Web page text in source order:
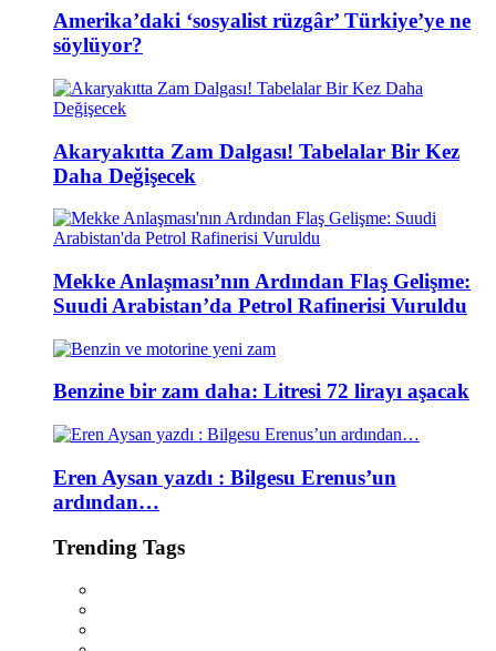
Amerika’daki ‘sosyalist rüzgâr’ Türkiye’ye ne
söylüyor?
Akaryakıtta Zam Dalgası! Tabelalar Bir Kez
Daha Değişecek
Mekke Anlaşması’nın Ardından Flaş Gelişme:
Suudi Arabistan’da Petrol Rafinerisi Vuruldu
Benzine bir zam daha: Litresi 72 lirayı aşacak
Eren Aysan yazdı : Bilgesu Erenus’un
ardından…
Trending Tags